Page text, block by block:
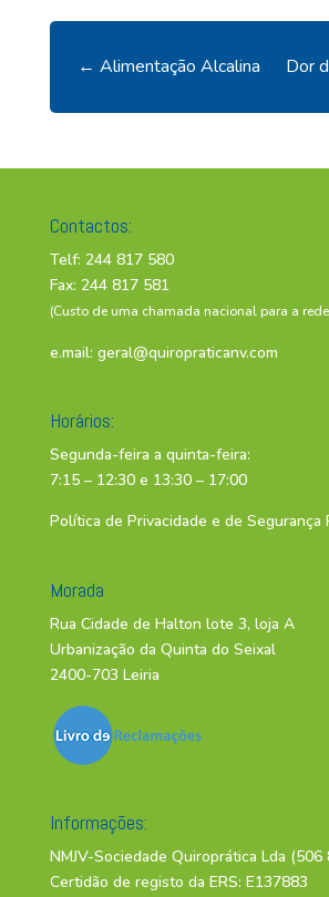
← Alimentação Alcalina Dor
Contactos:
Telf: 244 817 580
Fax: 244 817 581
(Custo de uma chamada nacional para a
e.mail: geral@quiropraticanv.com
Horários:
Segunda-feira a quinta-feira:
7:15 – 12:30 e 13:30 – 17:00
Política de Privacidade e de Segurança
Morada
Rua Cidade de Halton lote 3, loja A
Urbanização da Quinta do Seixal
2400-703 Leiria
Informações:
NMJV-Sociedade Quiroprática Lda (506
Certidão de registo da ERS: E137883